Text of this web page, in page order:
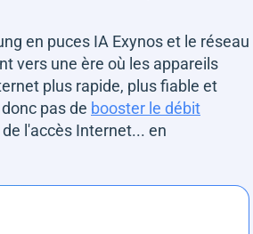
en puces IA Exynos et le réseau
vers une ère où les appareils
plus rapide, plus fiable et
pas de booster le débit
l'accès Internet... en